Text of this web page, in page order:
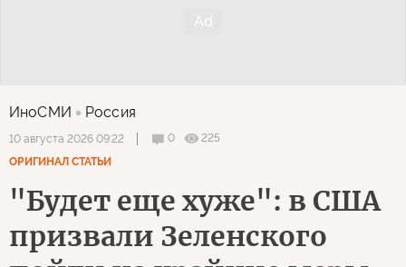
ИноСМИ Россия
10 августа 2026 09:22 0
225
ОРИГИНАЛ СТАТЬИ
"Будет еще хуже": в США
призвали Зеленского